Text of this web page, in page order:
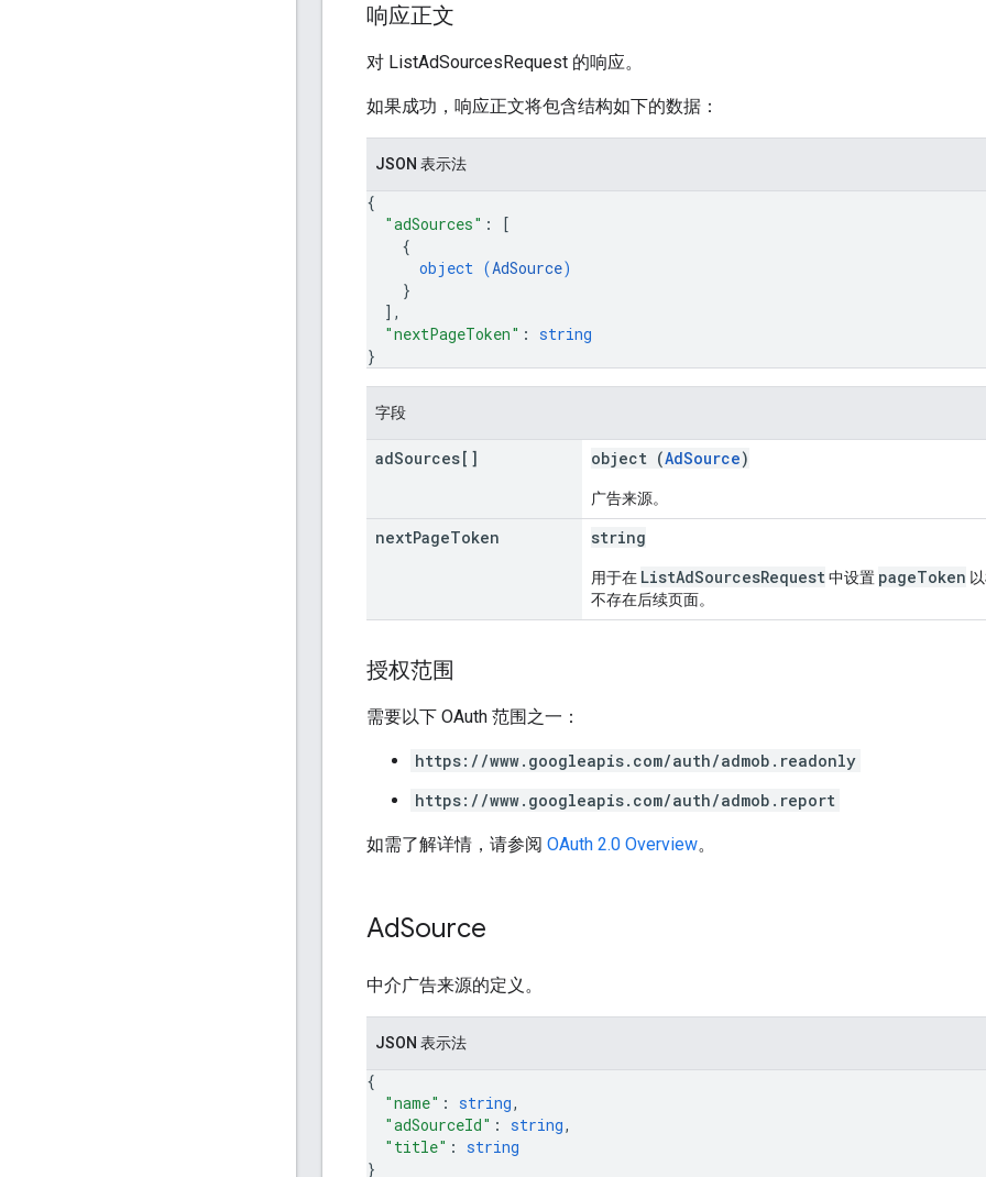
响应正文
对 ListAdSourcesRequest 的响应。
如果成功，响应正文将包含结构如下的数据：
JSON 表示法
{
"adSources" :
[
{
object (AdSource)
}
] ,
"nextPageToken" : string
}
字段
adSources[] object (AdSource)
广告来源。
nextPageToken string
用于在 ListAdSourcesRequest中设置 pageToken
不存在后续页面。
授权范围
需要以下 OAuth 范围之一：
https://www.googleapis.com/auth/admob.readonly
https://www.googleapis.com/auth/admob.report
如需了解详情，请参阅 OAuth 2.0 Overview。
AdSource
中介广告来源的定义。
JSON 表示法
{
"name" : string,
"adSourceId" : string,
"title" : string
}